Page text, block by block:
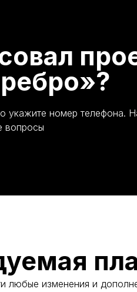
укажите номер телефона.
вопросы
любые изменения и